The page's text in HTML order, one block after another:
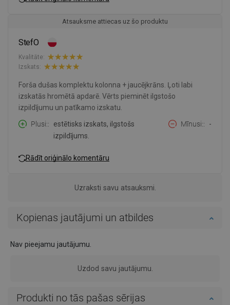
Atsauksme attiecas uz šo produktu
StefO
Kvalitāte:
Izskats:
Forša dušas komplektu kolonna + jaucējkrāns. Ļoti labi
izskatās hromētā apdarē. Vērts pieminēt ilgstošo
izpildījumu un patīkamo izskatu.
Plusi:
estētisks izskats, ilgstošs
izpildījums.
Mīnusi: -
Rādīt oriģinālo komentāru
Uzraksti savu atsauksmi.
Kopienas jautājumi un atbildes
Nav pieejamu jautājumu.
Uzdod savu jautājumu.
Produkti no tās pašas sērijas